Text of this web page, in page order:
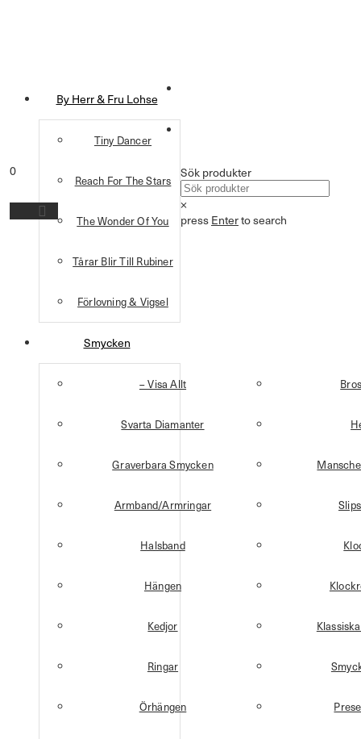
By Herr & Fru Lohse
Tiny Dancer
Reach For The Stars
The Wonder Of You
Tårar Blir Till Rubiner
Förlovning & Vigsel
Smycken
– Visa Allt
Svarta Diamanter
Graverbara Smycken
Armband/Armringar
Halsband
Hängen
Kedjor
Ringar
Örhängen
0 Sök produkter
×
press Enterto search